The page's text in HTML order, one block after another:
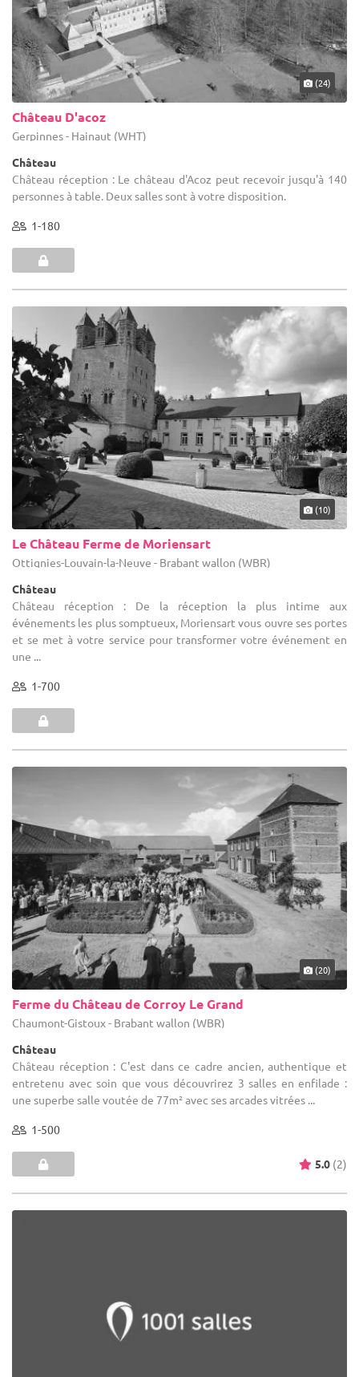
(24)
Château D'acoz
Gerpinnes - Hainaut (WHT)
Château
Château réception : Le château d'Acoz peut recevoir jusqu'à 140
personnes à table. Deux salles sont à votre disposition.
1-180
(10)
Le Château Ferme de Moriensart
Ottignies-Louvain-la-Neuve - Brabant wallon (WBR)
Château
Château réception : De la réception la plus intime aux
événements les plus somptueux, Moriensart vous ouvre ses portes
et se met à votre service pour transformer votre événement en
une ...
1-700
(20)
Ferme du Château de Corroy Le Grand
Chaumont-Gistoux - Brabant wallon (WBR)
Château
Château réception : C'est dans ce cadre ancien, authentique et
entretenu avec soin que vous découvrirez 3 salles en enfilade :
une superbe salle voutée de 77m² avec ses arcades vitrées ...
1-500
5.0 (2)